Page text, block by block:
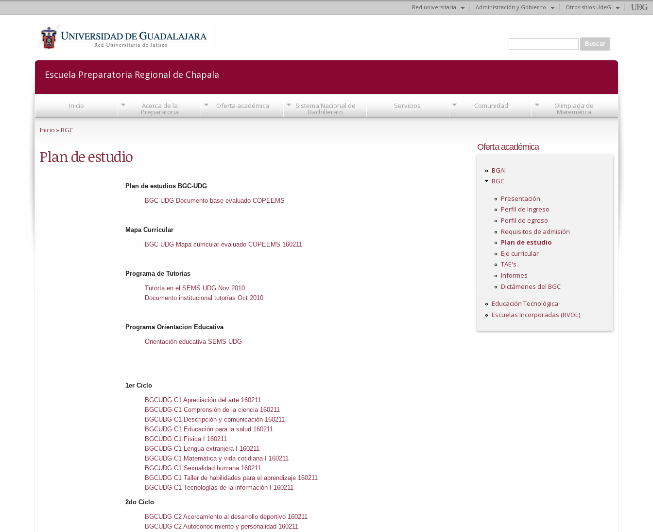
Red universitaria Administración y Gobierno Otros sitios UdeG
Formulario de búsqueda
Escuela Preparatoria Regional de Chapala
Inicio Acerca de la
Preparatoria
Oferta académica Sistema Nacional de
Bachillerato
Servicios Comunidad Olimpiada de
Matemática
Inicio »BGC
Plan de estudio
Plan de estudios BGC-UDG
BGC-UDG Documento base evaluado COPEEMS
Mapa Curricular
BGC UDG Mapa curricular evaluado COPEEMS 160211
Programa de Tutorias
Tutoría en el SEMS UDG Nov 2010
Documento institucional tutorías Oct 2010
Programa Orientacion Educativa
Orientación educativa SEMS UDG
1er Ciclo
BGCUDG C1 Apreciación del arte 160211
BGCUDG C1 Comprensión de la ciencia 160211
BGCUDG C1 Descripción y comunicación 160211
BGCUDG C1 Educación para la salud 160211
BGCUDG C1 Física I 160211
BGCUDG C1 Lengua extranjera I 160211
BGCUDG C1 Matemática y vida cotidiana I 160211
BGCUDG C1 Sexualidad humana 160211
BGCUDG C1 Taller de habilidades para el aprendizaje 160211
BGCUDG C1 Tecnologías de la información I 160211
2do Ciclo
BGCUDG C2 Acercamiento al desarrollo deportivo 160211
BGCUDG C2 Autoconocimiento y personalidad 160211
Oferta académica
BGAI
BGC
Presentación
Perfil de Ingreso
Perfil de egreso
Requisitos de admisión
Plan de estudio
Eje curricular
TAE's
Informes
Dictámenes del BGC
Educación Tecnológica
Escuelas Incorporadas (RVOE)